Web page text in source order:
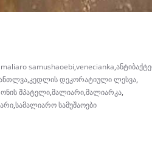
samushaoebi,venecianka,
,კედლის დეკორატიული ლესვა,
შპატელი,მალიარი,მალიარკა,
,სამალიარო სამუშაოები